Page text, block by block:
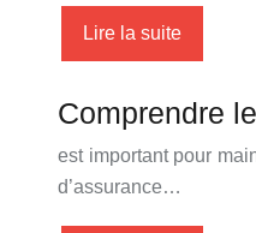
Lire la suite
Comprendre
est important pour
d’assurance…